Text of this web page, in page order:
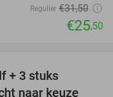
Regulier €31,50
€25,50
+ 3 stuks
naar keuze